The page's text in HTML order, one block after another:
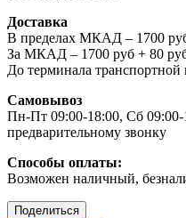
Доставка
В пределах МКАД – 1700
За МКАД – 1700 руб + 80
До терминала
Самовывоз
Пн-Пт 09:00-18:00, Сб
предварительному звонку
Способы оплаты:
Возможен наличный,
Поделиться